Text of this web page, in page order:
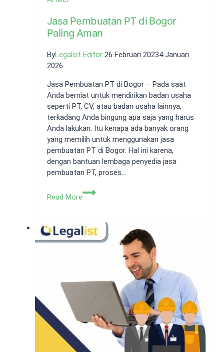
Jasa Pembuatan PT di Bogor
Paling Aman
ByLegalist Editor 26 Februari 20234 Januari
2026
Jasa Pembuatan PT di Bogor – Pada saat
Anda berniat untuk mendirikan badan usaha
seperti PT, CV, atau badan usaha lainnya,
terkadang Anda bingung apa saja yang harus
Anda lakukan. Itu kenapa ada banyak orang
yang memilih untuk menggunakan jasa
pembuatan PT di Bogor. Hal ini karena,
dengan bantuan lembaga penyedia jasa
pembuatan PT, proses…
Read More
Jasa
di
Bogor
Paling